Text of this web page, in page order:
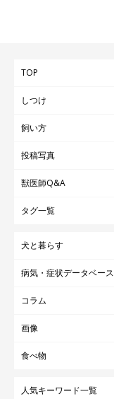
TOP
しつけ
飼い方
投稿写真
獣医師Q&A
タグ一覧
犬と暮らす
病気・症状データベース
コラム
画像
食べ物
人気キーワード一覧